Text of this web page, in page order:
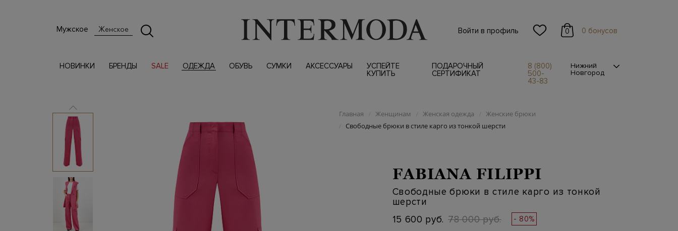
Мужское Женское Войти в профиль 0 0 бонусов
НОВИНКИ БРЕНДЫ SALE ОДЕЖДА ОБУВЬ СУМКИ АКСЕССУАРЫ
УСПЕЙТЕ
КУПИТЬ
ПОДАРОЧНЫЙ
СЕРТИФИКАТ
8 (800)
500-
43-83
Нижний
Новгород
Главная / Женщинам / Женская одежда / Женские брюки
/ Свободные брюки в стиле карго из тонкой шерсти
FABIANA FILIPPI
Свободные брюки в стиле карго из тонкой
шерсти
15 600 руб. 78 000 руб. - 80%